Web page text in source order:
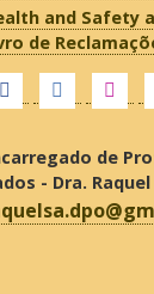
and Safety
de
de
- Dra. Raquel